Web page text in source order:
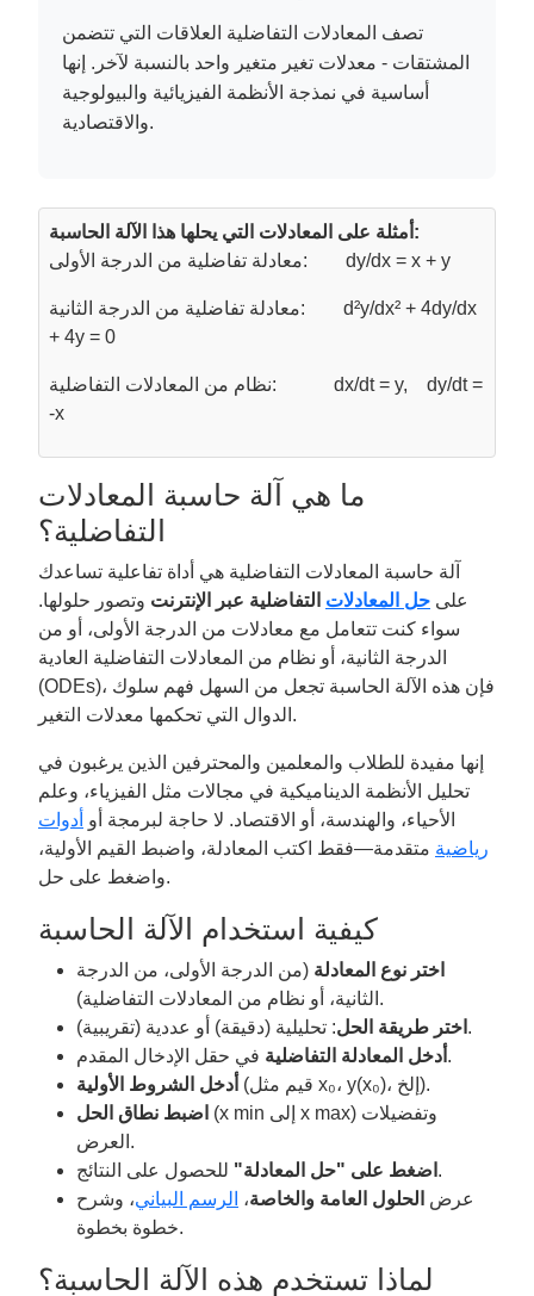
تصف المعادلات التفاضلية العلاقات التي تتضمن
المشتقات - معدلات تغير متغير واحد بالنسبة لآخر. إنها
أساسية في نمذجة الأنظمة الفيزيائية والبيولوجية
والاقتصادية.
أمثلة على المعادلات التي يحلها هذا الآلة الحاسبة:
معادلة تفاضلية من الدرجة الأولى: dy/dx = x + y
معادلة تفاضلية من الدرجة الثانية: d²y/dx² + 4dy/dx
+ 4y = 0
نظام من المعادلات التفاضلية: dx/dt = y, dy/dt =
-x
ما هي آلة حاسبة المعادلات
التفاضلية؟
آلة حاسبة المعادلات التفاضلية هي أداة تفاعلية تساعدك
على حل المعادلات التفاضلية عبر الإنترنت وتصور حلولها.
سواء كنت تتعامل مع معادلات من الدرجة الأولى، أو من
الدرجة الثانية، أو نظام من المعادلات التفاضلية العادية
(ODEs)، فإن هذه الآلة الحاسبة تجعل من السهل فهم سلوك
الدوال التي تحكمها معدلات التغير.
إنها مفيدة للطلاب والمعلمين والمحترفين الذين يرغبون في
تحليل الأنظمة الديناميكية في مجالات مثل الفيزياء، وعلم
الأحياء، والهندسة، أو الاقتصاد. لا حاجة لبرمجة أو أدوات
رياضية متقدمة—فقط اكتب المعادلة، واضبط القيم الأولية،
واضغط على حل.
كيفية استخدام الآلة الحاسبة
اختر نوع المعادلة (من الدرجة الأولى، من الدرجة
الثانية، أو نظام من المعادلات التفاضلية).
اختر طريقة الحل : تحليلية (دقيقة) أو عددية (تقريبية).
أدخل المعادلة التفاضلية في حقل الإدخال المقدم.
أدخل الشروط الأولية
(قيم مثل x₀، y(x₀)، إلخ).
اضبط نطاق الحل (x min إلى x max) وتفضيلات
العرض.
اضغط على "حل المعادلة" للحصول على النتائج.
عرض الحلول العامة والخاصة، الرسم البياني، وشرح
خطوة بخطوة.
لماذا تستخدم هذه الآلة الحاسبة؟